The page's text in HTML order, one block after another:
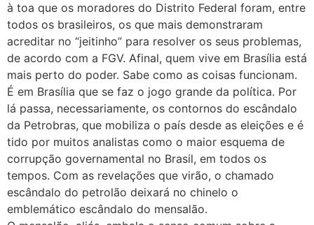
à toa que os moradores do Distrito Federal foram, entre
todos os brasileiros, os que mais demonstraram
acreditar no “jeitinho” para resolver os seus problemas,
de acordo com a FGV. Afinal, quem vive em Brasília está
mais perto do poder. Sabe como as coisas funcionam.
É em Brasília que se faz o jogo grande da política. Por
lá passa, necessariamente, os contornos do escândalo
da Petrobras, que mobiliza o país desde as eleições e é
tido por muitos analistas como o maior esquema de
corrupção governamental no Brasil, em todos os
tempos. Com as revelações que virão, o chamado
escândalo do petrolão deixará no chinelo o
emblemático escândalo do mensalão.